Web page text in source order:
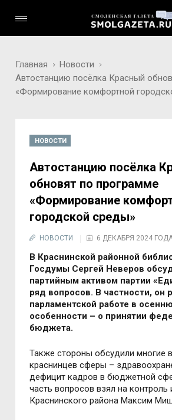
Главная
Новости
Автостанцию посёлка Красный
«Формирование комфортной
НОВОСТИ
Автостанцию посёлка
обновят по программе
«Формирование
городской среды»
НОВОСТИ 6 ДЕКАБРЯ 2024
В Краснинской районной
Госдумы Сергей Неверов
партийным активом партии
ряд вопросов. В частности, он
парламентской работе в
особенности – о принятии
бюджета.
Также стороны обсудили многие
краснинцев сферы –
дефицит кадров в бюджетной
часть вопросов взял на контроль
Краснинского района Максим